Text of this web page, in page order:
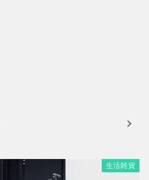
生活雑貨